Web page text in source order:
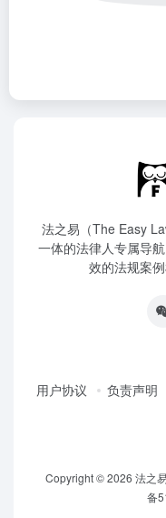
法之易（The Easy
一体的法律人专属导
效的法规案
用户协议 负责声明
Copyright © 2026 法之
备